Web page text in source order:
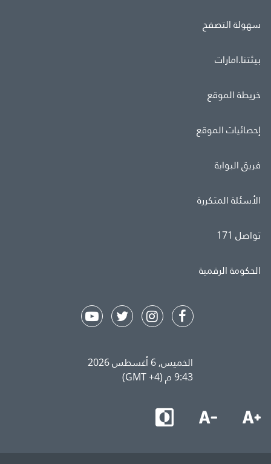
سهولة التصفح
بيئتنا.امارات
خريطة الموقع
إحصائيات الموقع
فريق البوابة
الأسئلة المتكررة
تواصل 171
الحكومة الرقمية
الخميس, 6 أغسطس 2026
9:43 م (GMT +4)